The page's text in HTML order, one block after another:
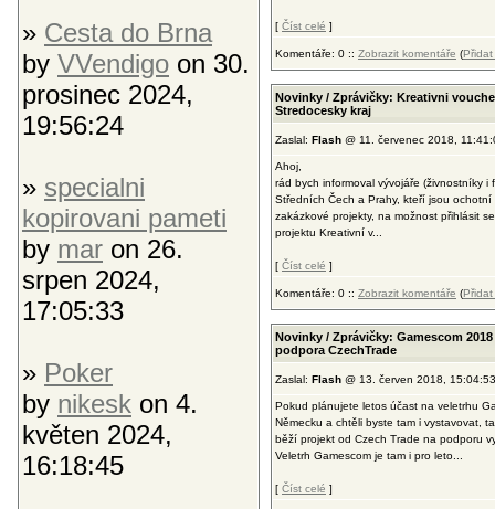
» Cesta do Brna
by VVendigo on 30.
prosinec 2024,
19:56:24
» specialni
kopirovani pameti
by mar on 26.
srpen 2024,
17:05:33
» Poker
by nikesk on 4.
květen 2024,
16:18:45
[ Číst celé ]
Komentáře: 0 :: Zobrazit komentáře (Přidat
Novinky / Zprávičky: Kreativni
Stredocesky kraj
Zaslal: Flash @ 11. červenec 2018,
Ahoj,
rád bych informoval vývojáře (živnostníky i
Středních Čech a Prahy, kteří jsou ochotní
zakázkové projekty, na možnost přihlásit
projektu Kreativní v...
[ Číst celé ]
Komentáře: 0 :: Zobrazit komentáře (Přidat
Novinky / Zprávičky: Gamescom 2018
podpora CzechTrade
Zaslal: Flash @ 13. červen 2018, 15:04:53
Pokud plánujete letos účast na veletrhu
Německu a chtěli byste tam i vystavovat,
běží projekt od Czech Trade na podporu
Veletrh Gamescom je tam i pro leto...
[ Číst celé ]